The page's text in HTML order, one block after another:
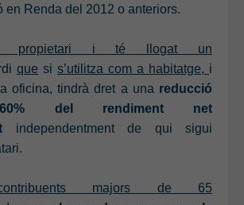
en Renda del 2012 o anteriors.
propietari i té llogat un
que si s’utilitza com a habitatge, i
oficina, tindrà dret a una reducció
del rendiment net
independentment de qui sigui
majors de 65